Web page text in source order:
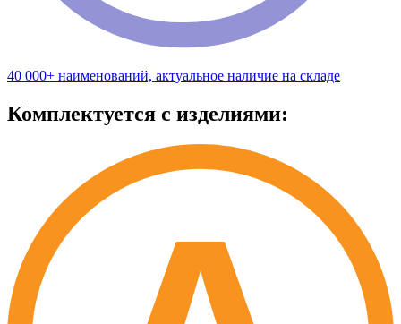
40 000+ наименований, актуальное наличие на складе
Комплектуется с изделиями: